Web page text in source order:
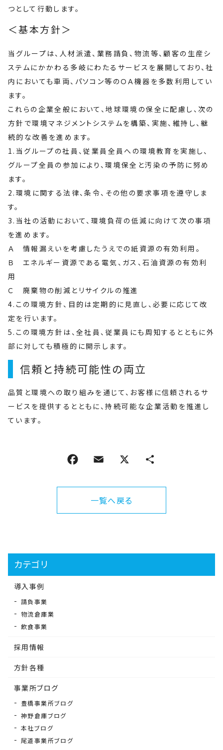
つとして行動します。
＜基本方針＞
当グループは、人材派遣、業務請負、物流等、顧客の生産シ
ステムにかかわる多岐にわたるサービスを展開しており、社
内においても車両、パソコン等のＯＡ機器を多数利用してい
ます。
これらの企業全般において、地球環境の保全に配慮し、次の
方針で環境マネジメントシステムを構築、実施、維持し、継
続的な改善を進めます。
1.当グループの社員、従業員全員への環境教育を実施し、
グループ全員の参加により、環境保全と汚染の予防に努め
ます。
2.環境に関する法律、条令、その他の要求事項を遵守しま
す。
3.当社の活動において、環境負荷の低減に向けて次の事項
を進めます。
Ａ 情報漏えいを考慮したうえでの紙資源の有効利用。
Ｂ エネルギー資源である電気、ガス、石油資源の有効利
用
Ｃ 廃棄物の削減とリサイクルの推進
4.この環境方針、目的は定期的に見直し、必要に応じて改
定を行います。
5.この環境方針は、全社員、従業員にも周知するとともに外
部に対しても積極的に開示します。
信頼と持続可能性の両立
品質と環境への取り組みを通じて、お客様に信頼されるサ
ービスを提供するとともに、持続可能な企業活動を推進し
ています。
一覧へ戻る
カテゴリ
導入事例
請負事業
物流倉庫業
飲食事業
採用情報
方針各種
事業所ブログ
豊橋事業所ブログ
神野倉庫ブログ
本社ブログ
尾道事業所ブログ